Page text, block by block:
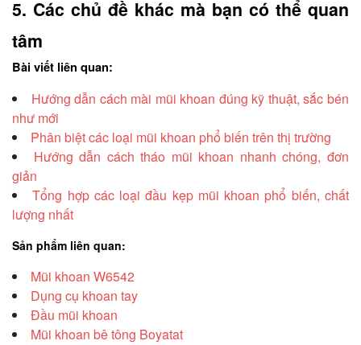
5. Các chủ đề khác mà bạn có thể quan
tâm
Bài viết liên quan:
Hướng dẫn cách mài mũi khoan đúng kỹ thuật, sắc bén
như mới
Phân biệt các loại mũi khoan phổ biến trên thị trường
Hướng dẫn cách tháo mũi khoan nhanh chóng, đơn
giản
Tổng hợp các loại đầu kẹp mũi khoan phổ biến, chất
lượng nhất
Sản phẩm liên quan:
Mũi khoan W6542
Dụng cụ khoan tay
Đầu mũi khoan
Mũi khoan bê tông Boyatat